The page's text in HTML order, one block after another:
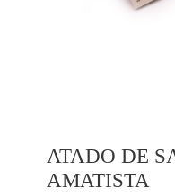
ATADO DE
AMATISTA